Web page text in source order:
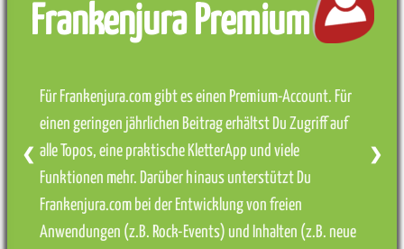
Frankenjura Premium
Für Frankenjura.com gibt es einen Premium-Account. Für
einen geringen jährlichen Beitrag erhältst Du Zugriff auf
alle Topos, eine praktische KletterApp und viele
Funktionen mehr. Darüber hinaus unterstützt Du
Frankenjura.com bei der Entwicklung von freien
Anwendungen (z.B. Rock-Events) und Inhalten (z.B. neue
❮ ❯